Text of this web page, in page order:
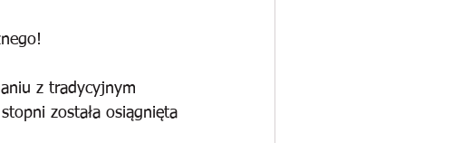
z tradycyjnym
została osiągnięta